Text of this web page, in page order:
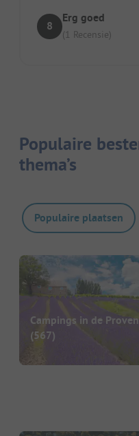
8
Erg goed
(1 Recensie)
Populaire
thema’s
Populaire plaatsen
Campings in de
(567)